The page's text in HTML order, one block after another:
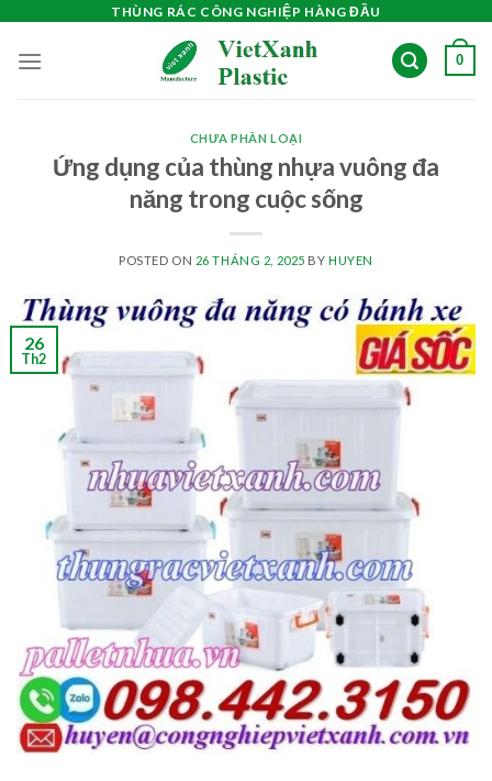
content
THÙNG RÁC CÔNG NGHIỆP HÀNG ĐẦU
0
CHƯA PHÂN LOẠI
Ứng dụng của thùng nhựa vuông đa
năng trong cuộc sống
POSTED ON 26 THÁNG 2, 2025 BY HUYEN
26
Th2